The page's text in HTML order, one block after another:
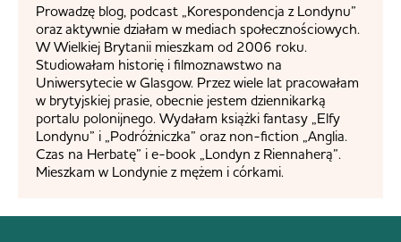
Prowadzę blog, podcast „Korespondencja z Londynu”
oraz aktywnie działam w mediach społecznościowych.
W Wielkiej Brytanii mieszkam od 2006 roku.
Studiowałam historię i filmoznawstwo na
Uniwersytecie w Glasgow. Przez wiele lat pracowałam
w brytyjskiej prasie, obecnie jestem dziennikarką
portalu polonijnego. Wydałam książki fantasy „Elfy
Londynu” i „Podróżniczka” oraz non-fiction „Anglia.
Czas na Herbatę” i e-book „Londyn z Riennaherą”.
Mieszkam w Londynie z mężem i córkami.